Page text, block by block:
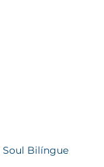
Soul Bilíngue